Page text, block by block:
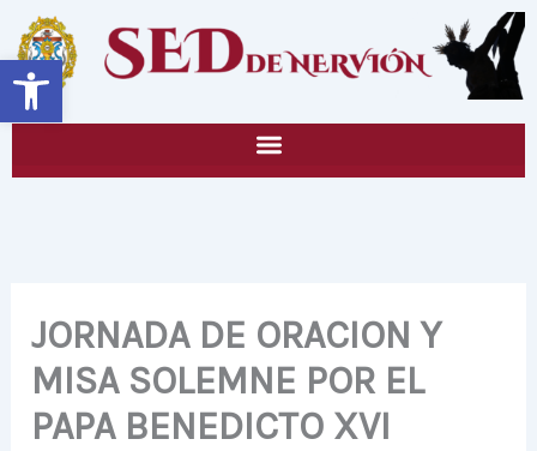
Abrir barra de herramientas
contenido
JORNADA DE ORACION Y
MISA SOLEMNE POR EL
PAPA BENEDICTO XVI